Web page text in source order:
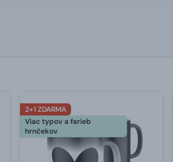
2+1 ZDARMA
Viac typov a farieb
hrnčekov